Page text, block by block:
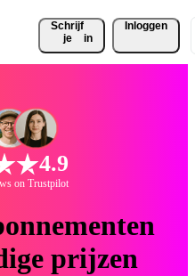
Schrijf
je
in
Inloggen
4.9
on Trustpilot
prijzen